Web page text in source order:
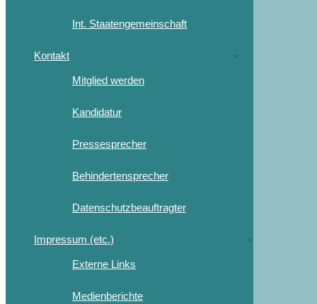
Int. Staatengemeinschaft
Kontakt
Mitglied werden
Kandidatur
Pressesprecher
Behindertensprecher
Datenschutzbeauftragter
Impressum (etc.)
Externe Links
Medienberichte